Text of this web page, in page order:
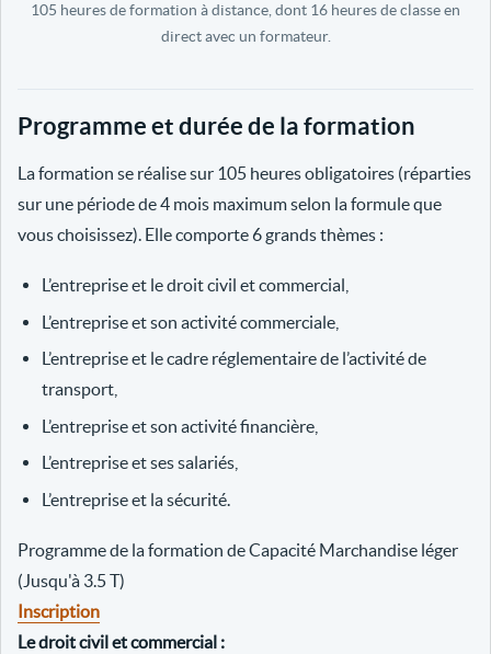
105 heures de formation à distance, dont 16 heures de classe en
direct avec un formateur.
Programme et durée de la formation
La formation se réalise sur 105 heures obligatoires (réparties
sur une période de 4 mois maximum selon la formule que
vous choisissez). Elle comporte 6 grands thèmes :
L’entreprise et le droit civil et commercial,
L’entreprise et son activité commerciale,
L’entreprise et le cadre réglementaire de l’activité de
transport,
L’entreprise et son activité financière,
L’entreprise et ses salariés,
L’entreprise et la sécurité.
Programme de la formation de Capacité Marchandise léger
(Jusqu'à 3.5 T)
Inscription
Le droit civil et commercial :